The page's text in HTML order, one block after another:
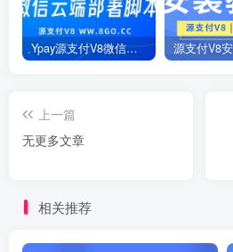
Ypay源支付V8微信云端一键部署脚本
上一篇
无更多文章
相关推荐